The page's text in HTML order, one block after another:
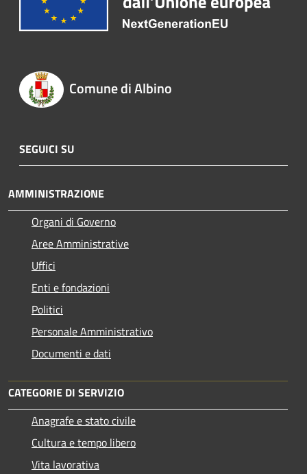
Comune di Albino
SEGUICI SU
AMMINISTRAZIONE
Organi di Governo
Aree Amministrative
Uffici
Enti e fondazioni
Politici
Personale Amministrativo
Documenti e dati
CATEGORIE DI SERVIZIO
Anagrafe e stato civile
Cultura e tempo libero
Vita lavorativa